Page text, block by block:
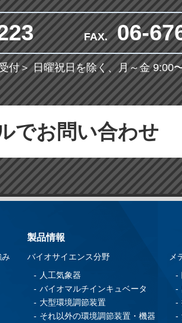
FAX. 06-
付＞ 日曜祝日を除く、月～金 9:00
でお問い合わせ
み
製品情報
バイオサイエンス分野
人工気象器
バイオマルチインキュベータ
大型環境調節装置
それ以外の環境調節装置・機器
メ